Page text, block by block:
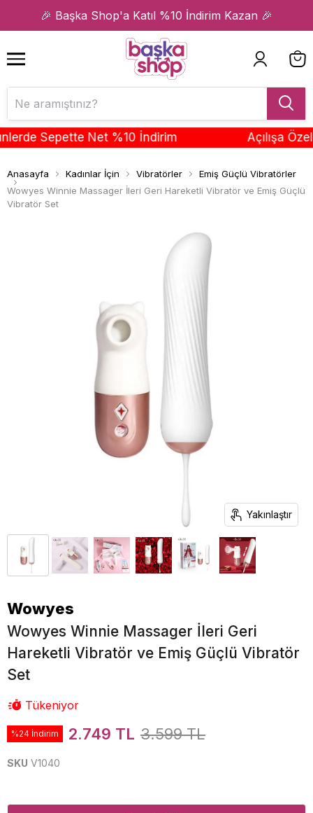
🎉 Başka Shop'a Katıl %10 İndirim Kazan 🎉
1 2
Sepette Net %10 İndirim Açılışa Özel
Anasayfa Kadınlar İçin Vibratörler
Emiş Güçlü Vibratörler
Wowyes Winnie Massager İleri Geri Hareketli Vibratör ve Emiş Güçlü
Vibratör Set
Yakınlaştır
Wowyes
Wowyes Winnie Massager İleri Geri
Hareketli Vibratör ve Emiş Güçlü Vibratör
Set
Tükeniyor
%24 İndirim 2.749 TL 3.599 TL
SKU V1040